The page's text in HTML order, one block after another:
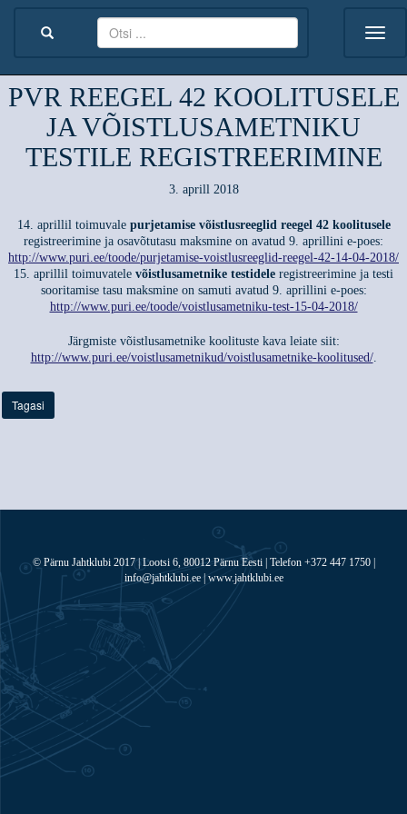
PVR REEGEL 42 KOOLITUSELE
JA VÕISTLUSAMETNIKU
TESTILE REGISTREERIMINE
3. aprill 2018
14. aprillil toimuvale purjetamise võistlusreeglid reegel 42 koolitusele
registreerimine ja osavõtutasu maksmine on avatud 9. aprillini e-poes:
http://www.puri.ee/toode/purjetamise-voistlusreeglid-reegel-42-14-04-2018/
15. aprillil toimuvatele võistlusametnike testidele registreerimine ja testi
sooritamise tasu maksmine on samuti avatud 9. aprillini e-poes:
http://www.puri.ee/toode/voistlusametniku-test-15-04-2018/
Järgmiste võistlusametnike koolituste kava leiate siit:
http://www.puri.ee/voistlusametnikud/voistlusametnike-koolitused/.
Tagasi
© Pärnu Jahtklubi 2017 | Lootsi 6, 80012 Pärnu Eesti | Telefon +372 447 1750 |
info@jahtklubi.ee | www.jahtklubi.ee